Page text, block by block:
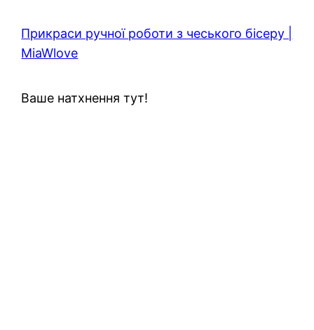
Прикраси ручної роботи з чеського бісеру |
MiaWlove
Ваше натхнення тут!